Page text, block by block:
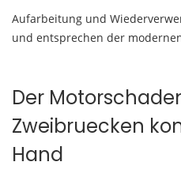
Aufarbeitung und
und entsprechen der
Der
Zweibruecken
Hand